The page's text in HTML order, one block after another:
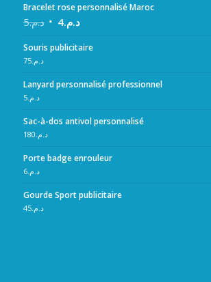
Bracelet rose personnalisé Maroc
د.م.5 د.م.4
Souris publicitaire
د.م.75
Lanyard personnalisé professionnel
د.م.5
Sac-à-dos antivol personnalisé
د.م. 180
Porte badge enrouleur
د.م.6
Gourde Sport publicitaire
د.م.45